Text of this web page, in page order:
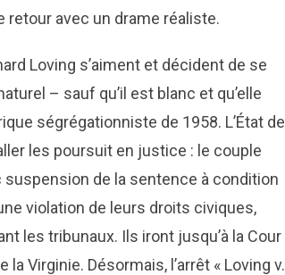
retour avec un drame réaliste.
Loving s’aiment et décident de se
– sauf qu’il est blanc et qu’elle
ségrégationniste de 1958. L’État de
les poursuit en justice : le couple
de la sentence à condition
violation de leurs droits civiques,
les tribunaux. Ils iront jusqu’à la Cour
Virginie. Désormais, l’arrêt « Loving v.